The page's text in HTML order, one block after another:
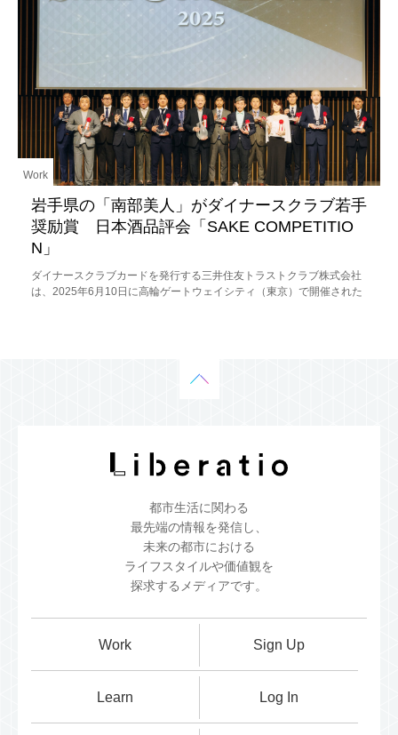
岩手県の「南部美人」がダイナースクラブ若手
奨励賞 日本酒品評会「SAKE COMPETITIO
N」
ダイナースクラブカードを発行する三井住友トラストクラブ株式会社
は、2025年6月10日に高輪ゲートウェイシティ（東京）で開催された
Work
都市生活に関わる
最先端の情報を発信し、
未来の都市における
ライフスタイルや価値観を
探求するメディアです。
Work
Learn
Sign Up
Log In